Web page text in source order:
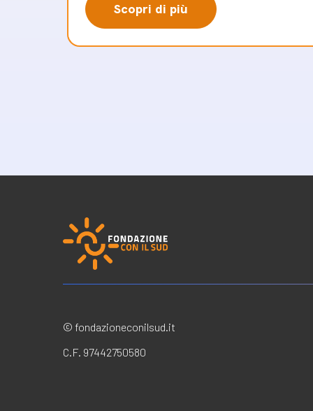
Scopri di più
© fondazioneconilsud.it
C.F. 97442750580